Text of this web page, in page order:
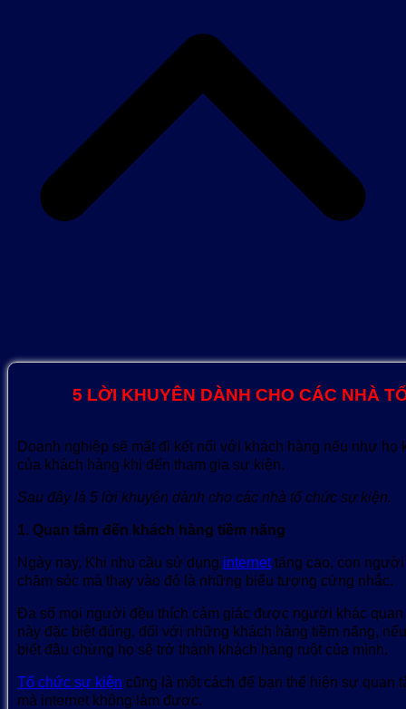
5 LỜI KHUYÊN DÀNH CHO CÁC NHÀ
Doanh nghiệp sẽ mất đi kết nối với khách hàng nếu như họ
của khách hàng khi đến tham gia sự kiện.
Sau đây là 5 lời khuyên dành cho các nhà tổ chức sự kiện.
1. Quan tâm đến khách hàng tiềm năng
Ngày nay, Khi nhu cầu sử dụng internettăng cao, con người
chăm sóc mà thay vào đó là những biểu tượng cứng nhắc.
Đa số mọi người đều thích cảm giác được người khác quan
này đặc biệt đúng, đối với những khách hàng tiềm năng,
biết đâu chừng họ sẽ trở thành khách hàng ruột của mình.
Tổ chức sự kiện cũng là một cách để bạn thể hiện sự quan
mà internet không làm được.